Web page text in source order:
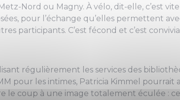
Nord ou Magny. À vélo, dit-elle, c’est
pour l’échange qu’elles permettent
participants. C’est fécond et c’est
régulièrement les services des
pour les intimes, Patricia Kimmel pourrait
le coup à une image totalement éculée :